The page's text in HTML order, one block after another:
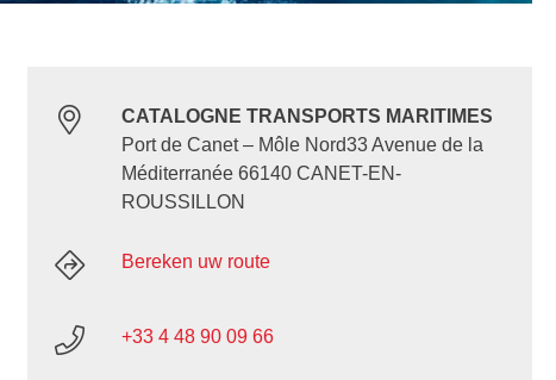
CATALOGNE TRANSPORTS MARITIMES
Port de Canet – Môle Nord33 Avenue de la
Méditerranée 66140 CANET-EN-
ROUSSILLON
Bereken uw route
+33 4 48 90 09 66